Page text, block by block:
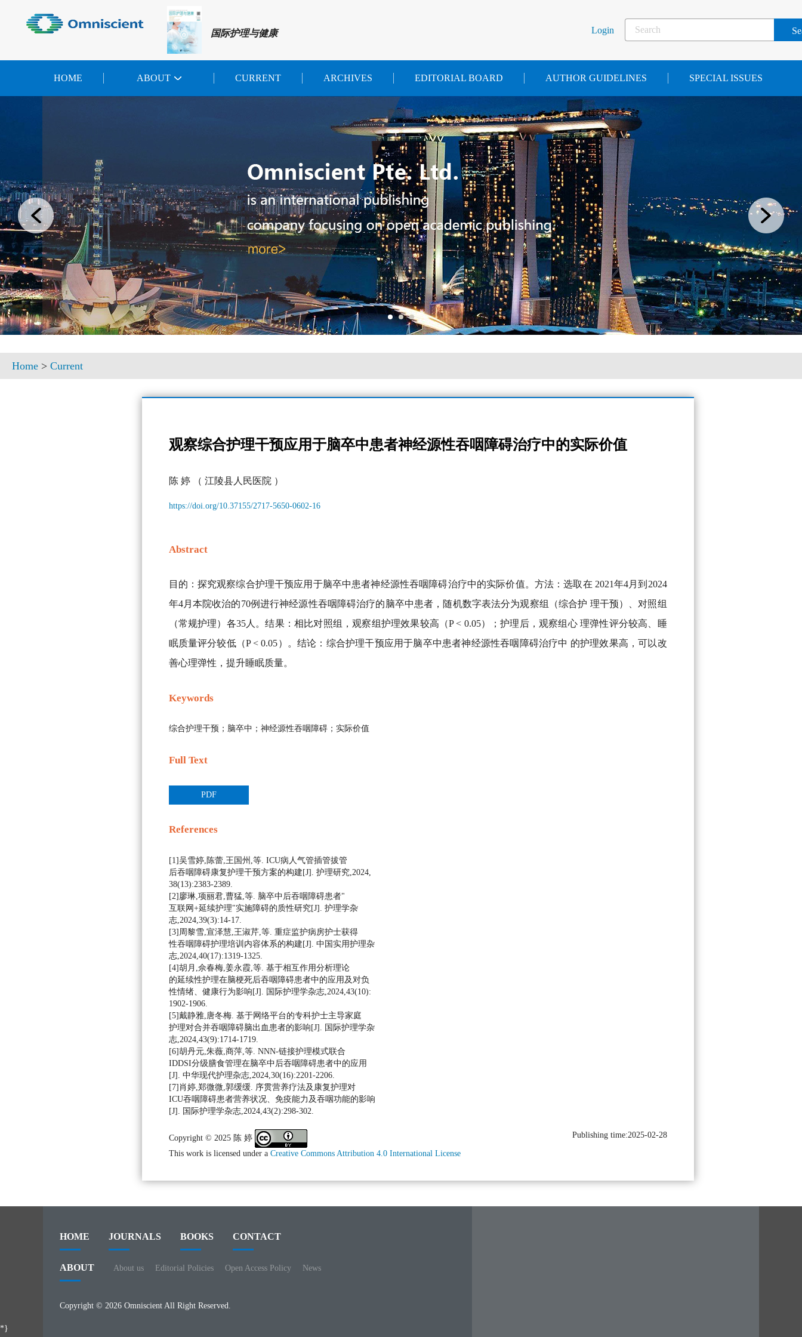
国际护理与健康 Login
HOME ABOUT CURRENT ARCHIVES EDITORIAL BOARD AUTHOR GUIDELINES SPECIAL ISSUES
Home > Current
观察综合护理干预应用于脑卒中患者神经源性吞咽障碍治疗中的实际价值
陈 婷 （ 江陵县人民医院 ）
https://doi.org/10.37155/2717-5650-0602-16
Abstract
目的：探究观察综合护理干预应用于脑卒中患者神经源性吞咽障碍治疗中的实际价值。方法：选取在 2021年4月到2024
年4月本院收治的70例进行神经源性吞咽障碍治疗的脑卒中患者，随机数字表法分为观察组（综合护 理干预）、对照组
（常规护理）各35人。结果：相比对照组，观察组护理效果较高（P < 0.05）；护理后，观察组心 理弹性评分较高、睡
眠质量评分较低（P < 0.05）。结论：综合护理干预应用于脑卒中患者神经源性吞咽障碍治疗中 的护理效果高，可以改
善心理弹性，提升睡眠质量。
Keywords
综合护理干预；脑卒中；神经源性吞咽障碍；实际价值
Full Text
PDF
References
[1]吴雪婷,陈蕾,王国州,等. ICU病人气管插管拔管
后吞咽障碍康复护理干预方案的构建[J]. 护理研究,2024,
38(13):2383-2389.
[2]廖琳,项丽君,曹猛,等. 脑卒中后吞咽障碍患者"
互联网+延续护理"实施障碍的质性研究[J]. 护理学杂
志,2024,39(3):14-17.
[3]周黎雪,宣泽慧,王淑芹,等. 重症监护病房护士获得
性吞咽障碍护理培训内容体系的构建[J]. 中国实用护理杂
志,2024,40(17):1319-1325.
[4]胡月,佘春梅,姜永霞,等. 基于相互作用分析理论
的延续性护理在脑梗死后吞咽障碍患者中的应用及对负
性情绪、健康行为影响[J]. 国际护理学杂志,2024,43(10):
1902-1906.
[5]戴静雅,唐冬梅. 基于网络平台的专科护士主导家庭
护理对合并吞咽障碍脑出血患者的影响[J]. 国际护理学杂
志,2024,43(9):1714-1719.
[6]胡丹元,朱薇,商萍,等. NNN-链接护理模式联合
IDDSI分级膳食管理在脑卒中后吞咽障碍患者中的应用
[J]. 中华现代护理杂志,2024,30(16):2201-2206.
[7]肖婷,郑微微,郭缓缓. 序贯营养疗法及康复护理对
ICU吞咽障碍患者营养状况、免疫能力及吞咽功能的影响
[J]. 国际护理学杂志,2024,43(2):298-302.
Copyright © 2025 陈 婷 Publishing time:2025-02-28
This work is licensed under a Creative Commons Attribution 4.0 International License
HOME JOURNALS BOOKS CONTACT
ABOUT About us Editorial Policies Open Access Policy News
Copyright © 2026 Omniscient All Right Reserved.
*}